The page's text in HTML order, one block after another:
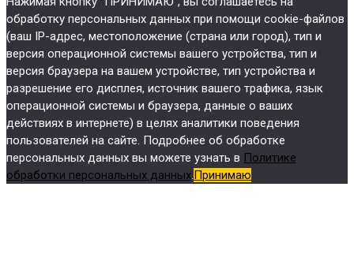
обработку персональных данных при помощи cookie-файлов
(ваш IP-адрес, местоположение (страна или город), тип и
версия операционной системы вашего устройства, тип и
версия браузера на вашем устройстве, тип устройства и
разрешение его дисплея, источник вашего трафика, язык
операционной системы и браузера, данные о ваших
действиях в интернете) в целях аналитики поведения
пользователей на сайте. Подробнее об обработке
персональных данных вы можете узнать в Политике
обработки персональных данных.Принимаю